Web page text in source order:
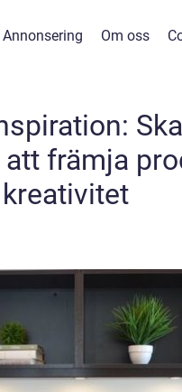
Annonsering Om oss
främja
kreativitet